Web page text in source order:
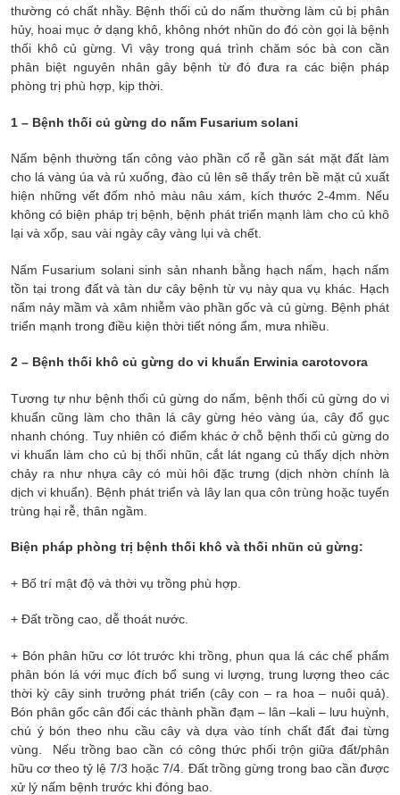
thường có chất nhầy. Bệnh thối củ do nấm thường làm củ bị phân
hủy, hoai mục ở dạng khô, không nhớt nhũn do đó còn gọi là bệnh
thối khô củ gừng. Vì vậy trong quá trình chăm sóc bà con cần
phân biệt nguyên nhân gây bệnh từ đó đưa ra các biện pháp
phòng trị phù hợp, kịp thời.
1 – Bệnh thối củ gừng do nấm Fusarium solani
Nấm bệnh thường tấn công vào phần cổ rễ gần sát mặt đất làm
cho lá vàng úa và rủ xuống, đào củ lên sẽ thấy trên bề mặt củ xuất
hiện những vết đốm nhỏ màu nâu xám, kích thước 2-4mm. Nếu
không có biện pháp trị bệnh, bệnh phát triển mạnh làm cho củ khô
lại và xốp, sau vài ngày cây vàng lụi và chết.
Nấm Fusarium solani sinh sản nhanh bằng hạch nấm, hạch nấm
tồn tại trong đất và tàn dư cây bệnh từ vụ này qua vụ khác. Hạch
nấm nảy mầm và xâm nhiễm vào phần gốc và củ gừng. Bệnh phát
triển mạnh trong điều kiện thời tiết nóng ẩm, mưa nhiều.
2 – Bệnh thối khô củ gừng do vi khuẩn Erwinia carotovora
Tương tự như bệnh thối củ gừng do nấm, bệnh thối củ gừng do vi
khuẩn cũng làm cho thân lá cây gừng héo vàng úa, cây đổ gục
nhanh chóng. Tuy nhiên có điểm khác ở chỗ bệnh thối củ gừng do
vi khuẩn làm cho củ bị thối nhũn, cắt lát ngang củ thấy dịch nhờn
chảy ra như nhựa cây có mùi hôi đặc trưng (dịch nhờn chính là
dịch vi khuẩn). Bệnh phát triển và lây lan qua côn trùng hoặc tuyến
trùng hại rễ, thân ngầm.
Biện pháp phòng trị bệnh thối khô và thối nhũn củ gừng:
+ Bố trí mật độ và thời vụ trồng phù hợp.
+ Đất trồng cao, dễ thoát nước.
+ Bón phân hữu cơ lót trước khi trồng, phun qua lá các chế phẩm
phân bón lá với mục đích bổ sung vi lượng, trung lượng theo các
thời kỳ cây sinh trưởng phát triển (cây con – ra hoa – nuôi quả).
Bón phân gốc cân đối các thành phần đạm – lân –kali – lưu huỳnh,
chú ý bón theo nhu cầu cây và dựa vào tính chất đất đai từng
vùng. Nếu trồng bao cần có công thức phối trộn giữa đất/phân
hữu cơ theo tỷ lệ 7/3 hoặc 7/4. Đất trồng gừng trong bao cần được
xử lý nấm bệnh trước khi đóng bao.